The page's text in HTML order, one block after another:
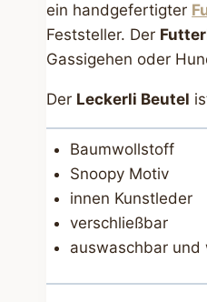
ein handgefertigter
Feststeller. Der
Gassigehen oder
Der Leckerli Beutel
Baumwollstoff
Snoopy Motiv
innen Kunstleder
verschließbar
auswaschbar und